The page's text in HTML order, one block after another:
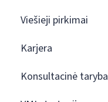
Viešieji pirkimai
Karjera
Konsultacinė taryba